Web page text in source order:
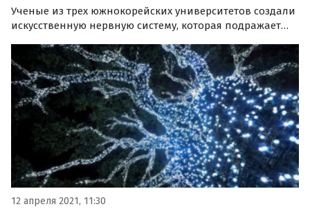
Ученые из трех южнокорейских университетов создали
искусственную нервную систему, которая подражает
поставленные ей задачи.
12 апреля 2021, 11:30